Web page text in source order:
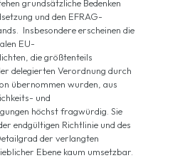
grundsätzliche Bedenken
und den EFRAG-
Insbesondere erscheinen die
EU-
die größtenteils
delegierten Verordnung durch
übernommen wurden, aus
und
höchst fragwürdig. Sie
endgültigen Richtlinie und des
der verlangten
Ebene kaum umsetzbar.